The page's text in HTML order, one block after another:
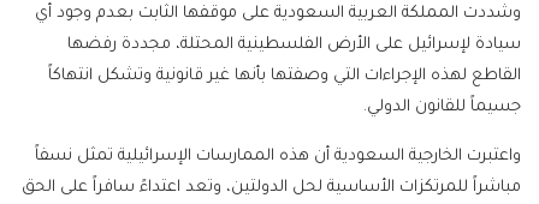
وشددت المملكة العربية السعودية على موقفها الثابت بعدم وجود أي
سيادة لإسرائيل على الأرض الفلسطينية المحتلة، مجددة رفضها
القاطع لهذه الإجراءات التي وصفتها بأنها غير قانونية وتشكل انتهاكاً
جسيماً للقانون الدولي.
واعتبرت الخارجية السعودية أن هذه الممارسات الإسرائيلية تمثل نسفاً
مباشراً للمرتكزات الأساسية لحل الدولتين، وتعد اعتداءً سافراً على الحق